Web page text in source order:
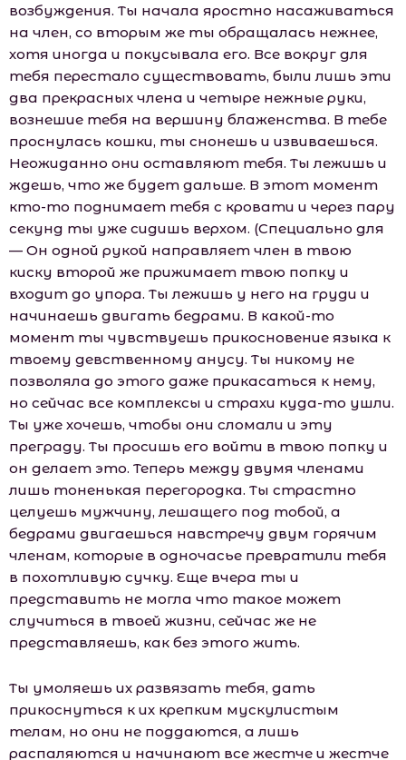
возбуждения. Ты начала яростно насаживаться
на член, со вторым же ты обращалась нежнее,
хотя иногда и покусывала его. Все вокруг для
тебя перестало существовать, были лишь эти
два прекрасных члена и четыре нежные руки,
вознешие тебя на вершину блаженства. В тебе
проснулась кошки, ты снонешь и извиваешься.
Неожиданно они оставляют тебя. Ты лежишь и
ждешь, что же будет дальше. В этот момент
кто-то поднимает тебя с кровати и через пару
секунд ты уже сидишь верхом. (Специально для
— Он одной рукой направляет член в твою
киску второй же прижимает твою попку и
входит до упора. Ты лежишь у него на груди и
начинаешь двигать бедрами. В какой-то
момент ты чувствуешь прикосновение языка к
твоему девственному анусу. Ты никому не
позволяла до этого даже прикасаться к нему,
но сейчас все комплексы и страхи куда-то ушли.
Ты уже хочешь, чтобы они сломали и эту
преграду. Ты просишь его войти в твою попку и
он делает это. Теперь между двумя членами
лишь тоненькая перегородка. Ты страстно
целуешь мужчину, лешащего под тобой, а
бедрами двигаешься навстречу двум горячим
членам, которые в одночасье превратили тебя
в похотливую сучку. Еще вчера ты и
представить не могла что такое может
случиться в твоей жизни, сейчас же не
представляешь, как без этого жить.
Ты умоляешь их развязать тебя, дать
прикоснуться к их крепким мускулистым
телам, но они не поддаются, а лишь
распаляются и начинают все жестче и жестче